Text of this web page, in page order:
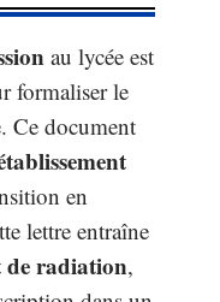
au lycée est
formaliser le
Ce document
en
lettre entraîne
de radiation,